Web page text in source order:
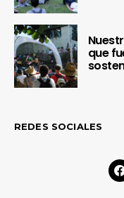
que
REDES SOCIALES